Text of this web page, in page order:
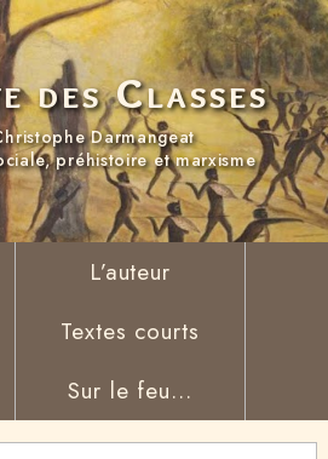
des Classes
Darmangeat
préhistoire et marxisme
L’auteur
Textes courts
Sur le feu...